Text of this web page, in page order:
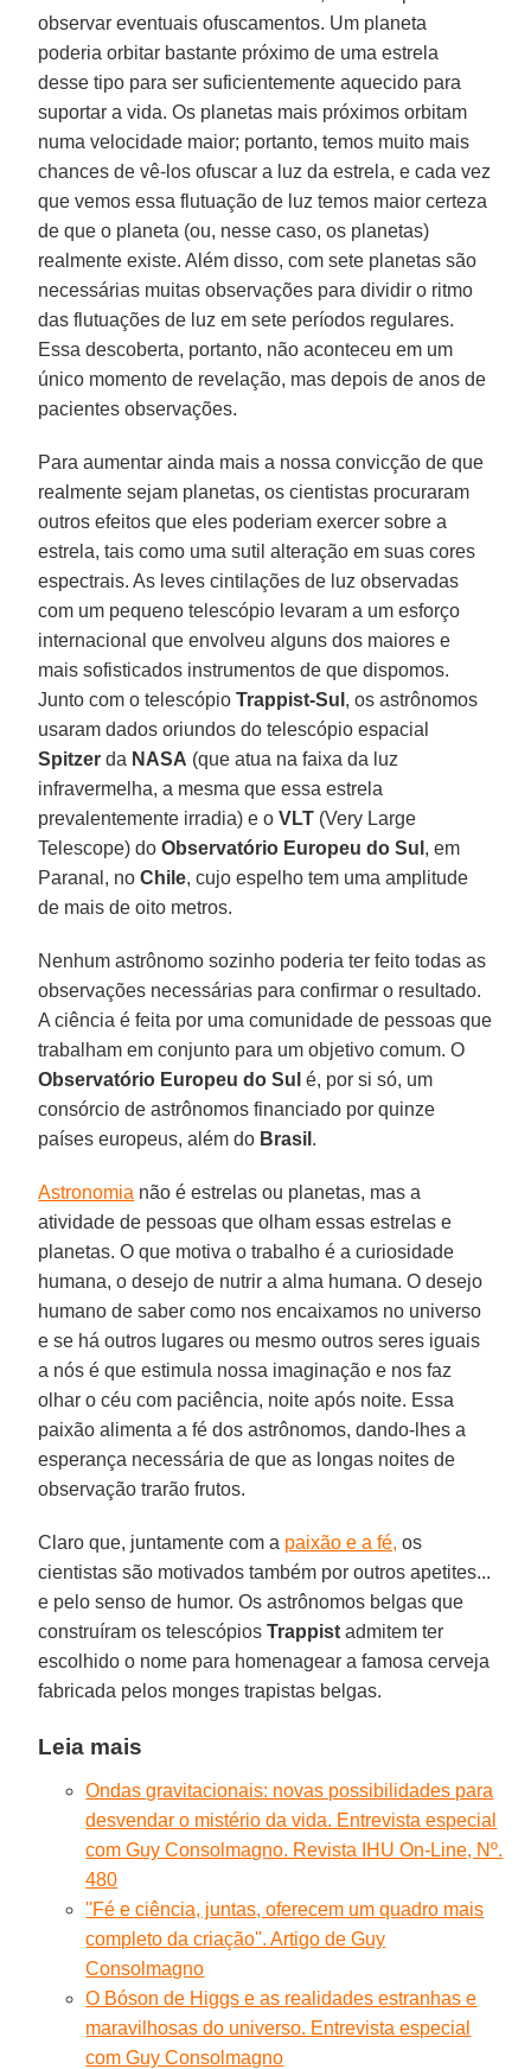
observar eventuais ofuscamentos. Um planeta
poderia orbitar bastante próximo de uma estrela
desse tipo para ser suficientemente aquecido para
suportar a vida. Os planetas mais próximos orbitam
numa velocidade maior; portanto, temos muito mais
chances de vê-los ofuscar a luz da estrela, e cada vez
que vemos essa flutuação de luz temos maior certeza
de que o planeta (ou, nesse caso, os planetas)
realmente existe. Além disso, com sete planetas são
necessárias muitas observações para dividir o ritmo
das flutuações de luz em sete períodos regulares.
Essa descoberta, portanto, não aconteceu em um
único momento de revelação, mas depois de anos de
pacientes observações.
Para aumentar ainda mais a nossa convicção de que
realmente sejam planetas, os cientistas procuraram
outros efeitos que eles poderiam exercer sobre a
estrela, tais como uma sutil alteração em suas cores
espectrais. As leves cintilações de luz observadas
com um pequeno telescópio levaram a um esforço
internacional que envolveu alguns dos maiores e
mais sofisticados instrumentos de que dispomos.
Junto com o telescópio Trappist-Sul , os astrônomos
usaram dados oriundos do telescópio espacial
Spitzer da NASA (que atua na faixa da luz
infravermelha, a mesma que essa estrela
prevalentemente irradia) e oVLT (Very Large
Telescope) doObservatório Europeu do Sul , em
Paranal, noChile, cujo espelho tem uma amplitude
de mais de oito metros.
Nenhum astrônomo sozinho poderia ter feito todas as
observações necessárias para confirmar o resultado.
A ciência é feita por uma comunidade de pessoas que
trabalham em conjunto para um objetivo comum. O
Observatório Europeu do Sul é, por si só, um
consórcio de astrônomos financiado por quinze
países europeus, além do Brasil .
Astronomia não é estrelas ou planetas, mas a
atividade de pessoas que olham essas estrelas e
planetas. O que motiva o trabalho é a curiosidade
humana, o desejo de nutrir a alma humana. O desejo
humano de saber como nos encaixamos no universo
e se há outros lugares ou mesmo outros seres iguais
a nós é que estimula nossa imaginação e nos faz
olhar o céu com paciência, noite após noite. Essa
paixão alimenta a fé dos astrônomos, dando-lhes a
esperança necessária de que as longas noites de
observação trarão frutos.
Claro que, juntamente com a paixão e a fé, os
cientistas são motivados também por outros apetites...
e pelo senso de humor. Os astrônomos belgas que
construíram os telescópiosTrappist admitem ter
escolhido o nome para homenagear a famosa cerveja
fabricada pelos monges trapistas belgas.
Leia mais
Ondas gravitacionais: novas possibilidades para
desvendar o mistério da vida. Entrevista especial
com Guy Consolmagno. Revista IHU On-Line, Nº.
480
''Fé e ciência, juntas, oferecem um quadro mais
completo da criação''. Artigo de Guy
Consolmagno
O Bóson de Higgs e as realidades estranhas e
maravilhosas do universo. Entrevista especial
com Guy Consolmagno